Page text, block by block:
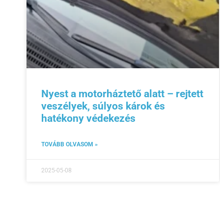
Nyest a motorháztető alatt – rejtett
veszélyek, súlyos károk és
hatékony védekezés
TOVÁBB OLVASOM »
2025-05-08